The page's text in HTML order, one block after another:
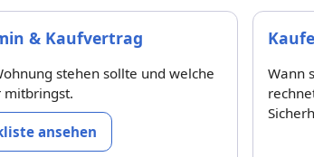
& Kaufvertrag
stehen sollte und welche
mitbringst.
ansehen
Wann